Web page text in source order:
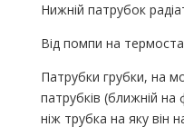
Нижній патрубок
Від помпи на
Патрубки грубки, на
патрубків (ближній
ніж трубка на яку він